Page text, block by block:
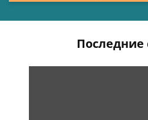
Последние